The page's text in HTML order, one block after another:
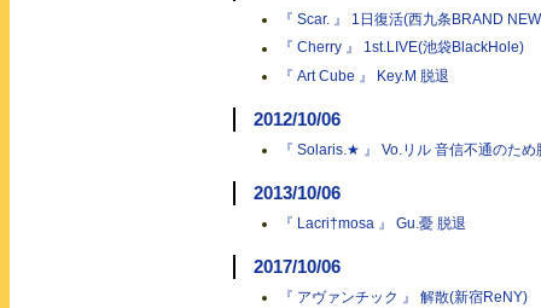
『 Scar. 』 1日復活(西九条BRAND
『 Cherry 』 1st.LIVE(池袋BlackHole)
『 Art Cube 』 Key.M 脱退
2012/10/06
『 Solaris.★ 』 Vo.リル 音信不通のた
2013/10/06
『 Lacri†mosa 』 Gu.憂 脱退
2017/10/06
『 アヴァンチック 』 解散(新宿ReNY)